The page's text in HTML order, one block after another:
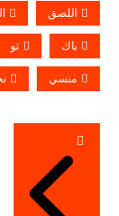
اللصق
باك تو
منسي
تصفّح
المقالات